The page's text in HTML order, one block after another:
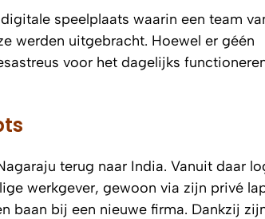
speelplaats waarin een team
werden uitgebracht. Hoewel er géén
voor het dagelijks
terug naar India. Vanuit daar
werkgever, gewoon via zijn privé
baan bij een nieuwe firma. Dankzij